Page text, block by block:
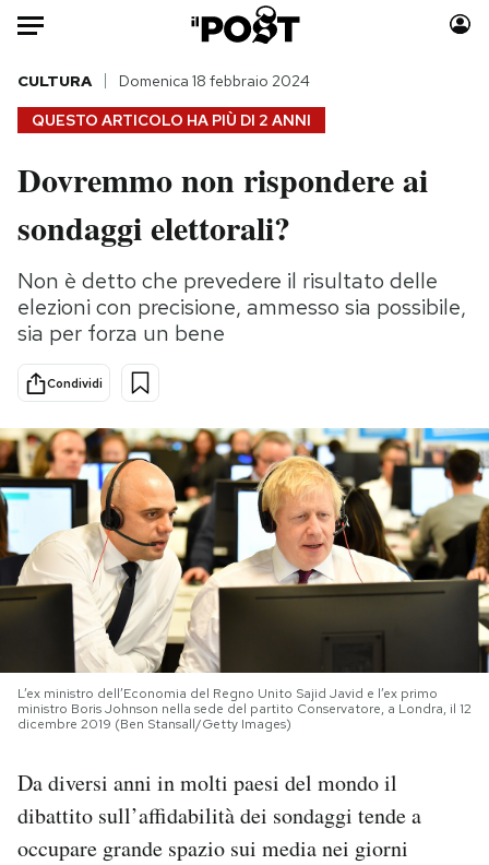
Auto
HOME
Italia
Politica
Tecnologia
Internet
Scienza
Cultura
Economia
Sport
Moda
Consumismi
Storie/Idee
Ok Boomer!
Mondiali calcio 2026
PODCAST
NEWSLETTER
I MIEI PREFERITI
CALENDARIO
QUESTO ARTICOLO HA PIÙ DI 2 ANNI
CULTURA Domenica 18 febbraio 2024
Dovremmo non rispondere ai
sondaggi elettorali?
Non è detto che prevedere il risultato delle
elezioni con precisione, ammesso sia possibile,
sia per forza un bene
Condividi
L’ex ministro dell’Economia del Regno Unito Sajid Javid e l’ex primo
ministro Boris Johnson nella sede del partito Conservatore, a Londra, il 12
dicembre 2019 (Ben Stansall/Getty Images)
Da diversi anni in molti paesi del mondo il
dibattito sull’affidabilità dei sondaggi tende a
occupare grande spazio sui media nei giorni